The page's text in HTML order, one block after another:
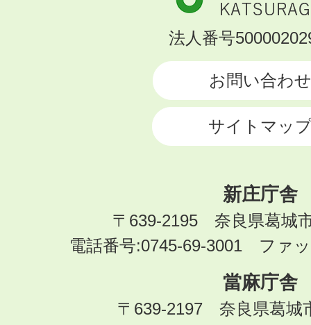
市
KATSURAGI
法人番号
お問い合わせ
サイトマッ
新庄庁舎
〒639-2195 奈良県葛城
電話番号:0745-69-3001 ファ
當麻庁舎
〒639-2197 奈良県葛城